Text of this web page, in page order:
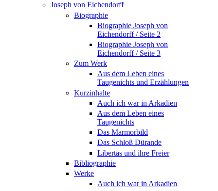
Joseph von Eichendorff
Biographie
Biographie Joseph von
Eichendorff / Seite 2
Biographie Joseph von
Eichendorff / Seite 3
Zum Werk
Aus dem Leben eines
Taugenichts und Erzählungen
Kurzinhalte
Auch ich war in Arkadien
Aus dem Leben eines
Taugenichts
Das Marmorbild
Das Schloß Dürande
Libertas und ihre Freier
Bibliographie
Werke
Auch ich war in Arkadien